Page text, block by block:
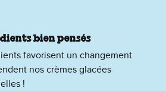
bien pensés
favorisent un changement
nos crèmes glacées
!